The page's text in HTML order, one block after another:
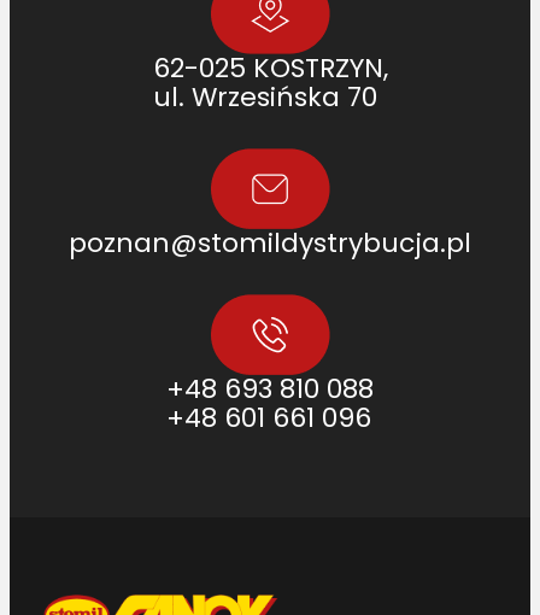
62-025 KOSTRZYN,
ul. Wrzesińska 70
poznan@stomildystrybucja.pl
+48 693 810 088
+48 601 661 096